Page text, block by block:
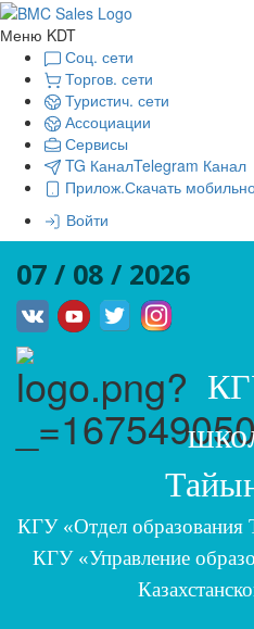
Меню KDT
Соц. сети
Торгов. сети
Туристич. сети
Ассоциации
Сервисы
TG КаналTelegram Канал
Прилож.Скачать
Войти
07 / 08 / 2026
КГУ «Отдел образования
КГУ «Управление